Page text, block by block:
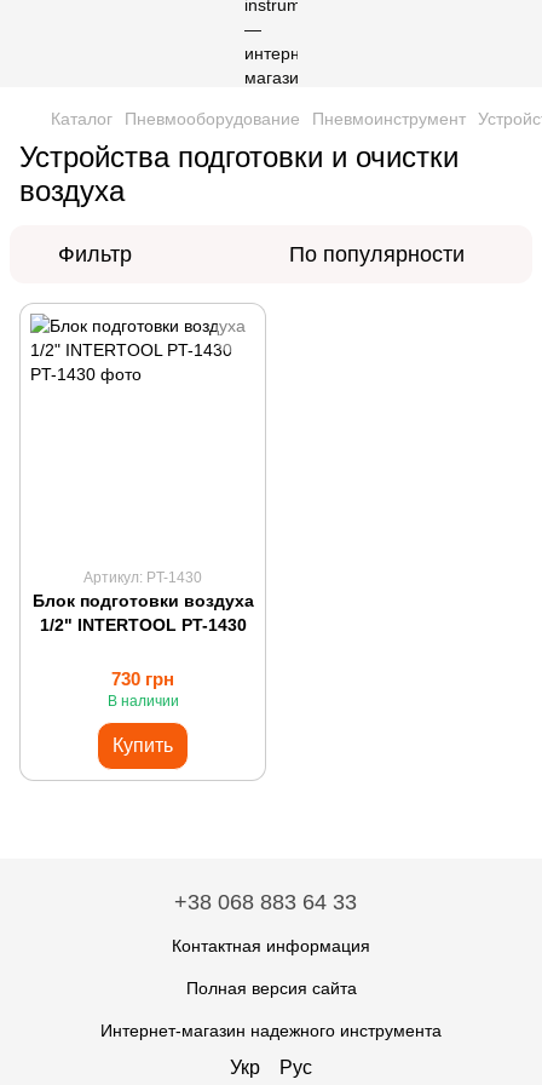
Каталог Пневмооборудование Пневмоинструмент
Устройства подготовки и очистки
воздуха
Фильтр По популярности
Артикул: PT-1430
Блок подготовки воздуха
1/2" INTERTOOL PT-1430
730 грн
В наличии
Купить
+38 068 883 64 33
Контактная информация
Полная версия сайта
Интернет-магазин надежного инструмента
Укр Рус